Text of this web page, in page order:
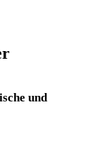
und